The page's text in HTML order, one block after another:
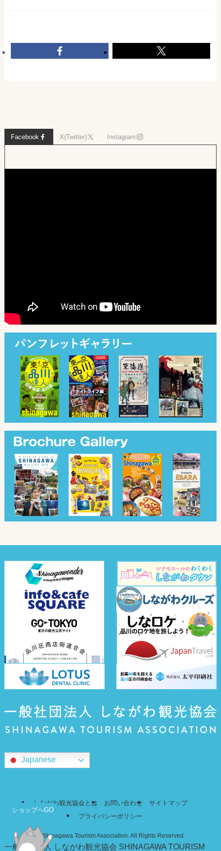
Facebook X(Twitter) Instagram
Japanese
しながわ観光協会とは お問い合わせ
サイトマップ
プライバシーポリシー
Shinagawa Tourism Association. All Rights Reserved.
一般社団法人 しながわ観光協会 SHINAGAWA TOURISM
ショップへGO